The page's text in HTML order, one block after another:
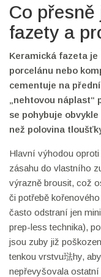
Co přesně
fazety a
Keramická fazeta je
porcelánu nebo
cementuje na
„nehtovou náplast“
se pohybuje
než polovina
Hlavní výhodou
zásahu do vlastního
výrazně brousit, což
či potřebě
často odstraní jen
prep-less technika),
jsou zuby již
tenkou vrstvu琺hy,
nepřevyšovala ostatní